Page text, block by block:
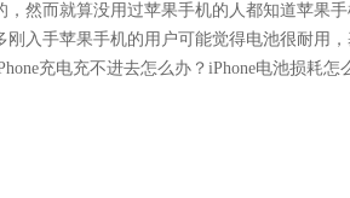
然而就算没用过苹果手机的人都知道苹果
入手苹果手机的用户可能觉得电池很耐用
充电充不进去怎么办？iPhone电池损耗怎